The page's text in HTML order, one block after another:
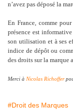
n’avez pas déposé la
En France, comme
présence est
son utilisation et à ses
indice de dépôt ou
des droits sur la marque
Merci à Nicolas Richoffer
#Droit des Marques